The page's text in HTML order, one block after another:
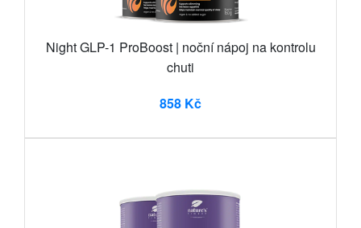
Night GLP-1 ProBoost | noční nápoj na kontrolu
chuti
858 Kč